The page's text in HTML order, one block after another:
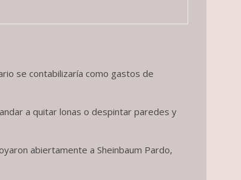
se contabilizaría como gastos de
a quitar lonas o despintar paredes y
abiertamente a Sheinbaum Pardo,